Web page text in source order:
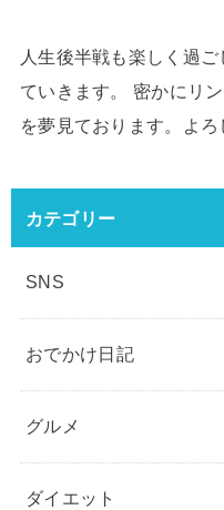
人生後半戦も楽しく過
ていきます。 密かにリ
を夢見ております。よろ
カテゴリー
SNS
おでかけ日記
グルメ
ダイエット